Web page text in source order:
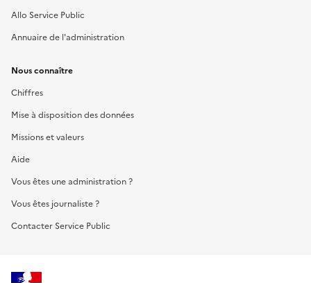
Allo Service Public
Annuaire de l'administration
Nous connaître
Chiffres
Mise à disposition des données
Missions et valeurs
Aide
Vous êtes une administration ?
Vous êtes journaliste ?
Contacter Service Public